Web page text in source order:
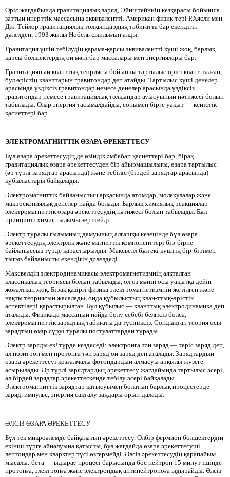
Өріс жағдайында гравитациялық заряд, Эйнштейннің кезқарасы бойынша
заттың инерттік массасына эквивалентті. Американ физик-тері Р.Хясли мен
Дж. Тейлор гравитациялық толқындардың табиғатта бар екендігін
дәлелдеп, 1993 жылы Нобель сыилығын алды.
Гравитация үшін тебілудің қарама-қарсы эквивалентті күші жоқ, барлық
қарсы бөлшектердің оң мәні бар массалары мен энергиялары бар.
Гравитацияның кванттық теориясы бойынша тартылыс өрісі квант-талған,
бул өрістің кванттарын гравитондар деп атайды. Тартылыс күші денелер
арасында үздіксіз гравитондар немесе денелер арасында үздіксіз
гравитондар немесе гравитациялық толқындар ауысуының нәтижесі болып
табылады. Олар энергия тасымалдайды, сонымен бірге уақыт — кеңістік
қасиеттері бар.
ЭЛЕКТРОМАГНИТТІК ӨЗАРА ӘРЕКЕТТЕСУ
Бұл өзара әрекеттесудің де өзіндік әмбебап қасиеттері бар, бірақ
гравитациялық өзара әрекеттесуден бір айырмашылығы, өзара тартылыс
(әр түрлі зарядтар арасында) және тебіліс (бірдей зарядтар арасында)
қүбылыстары байқалады.
Электромагниттік байланыстың арқасында атомдар, молекулалар және
макроскопиялық денелер пайда болады. Барлық химиялық реакциялар
электромагниттік өзара әрекеттесудің нәтижесі болып табылады. Бұл
принципті химия ғылымы зерттейді.
Электр туралы ғылымның дамуының алғашқы кезеңінде бұл өзара
әрекеттесудің электрлік және магниттік компоненттері бір-бірне
байланыссыз түрде қарастырылды. Максвелл бұл екі күштің бір-бірімен
тығыз байланысты екендігін дәлелдеді.
Максвелдің электродинамикасы электромагнетизмнің аяқталған
классикалық теориясы болып табылады, ол өз мәнін осы уақытқа дейін
жоғалтқан жоқ. Бірақ қазіргі физика электромагнетизмнің жетілген және
нақты теориясын жасалады, онда құбылыстың кван-ттық-өрістік
аспектілері қарастырылған. Бұл құбылыс — кванттық электродинамика деп
аталады. Физикада массаның пайда болу себебі белгісіз болса,
электромагниттік зарядтың табиғаты да түсініксіз. Сондықтан теория осы
зарядтың өмір сүруі туралы постулаттардан тұрады.
Электр заряды ек! түрде кездеседі: электронға тән заряд — теріс заряд деп,
ал позитрон мен протонға тән заряд оң заряд деп аталады. Зарядтардың
өзара әрекеттесуі қозғалмалы фотондардың алмасуы арқылы жүзеге
асырылады. Әр түрлі зарядтардың әрекеттесу жағдайында тартылыс әсері,
ал бірдей зарядтар әрекеттескенде тебілу әсері байқалады.
Электромагниттік зарядтар қатысуымен болатын барлық процестерде
заряд, импульс, энергия сақталу заңдары орын-далады.
ӘЛСІЗ ӨЗАРА ӘРЕКЕТТЕСУ
Бүл тек микроәлемде байқалатын әрекеттесу. Олбір фермион бөлшектердің
екінші түрге айналуына қатысты, бул жағдайда өзара әрекеттесуші
лептондар мен кварктер түсі өзгермейді. Әлсіз әрекеттесудің қарапайым
мысалы: бета — ыдырау процесі барысында бос нейтрон 15 минут ішінде
протонға, электронға және электрондық антинейтроноға ыдырайды. Әлсіз